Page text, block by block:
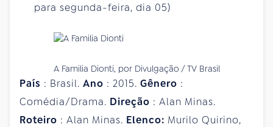
para segunda-feira, dia 05)
A Familia Dionti, por Divulgação / TV Brasil
País : Brasil. Ano : 2015. Gênero :
Comédia/Drama. Direção : Alan Minas.
Roteiro : Alan Minas. Elenco: Murilo Quirino,